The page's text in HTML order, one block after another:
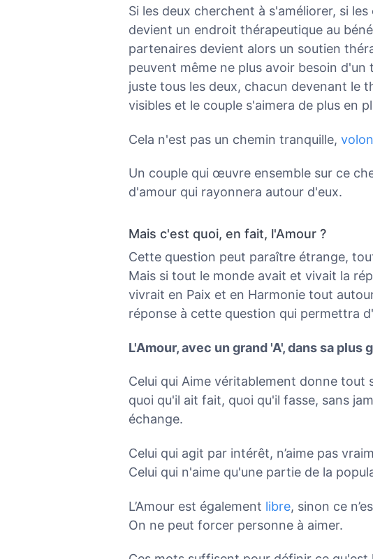
Si les deux cherchent à s'améliorer, si
devient un endroit thérapeutique au
partenaires devient alors un soutien
peuvent même ne plus avoir besoin
juste tous les deux, chacun devenant le
visibles et le couple s'aimera de plus en
Cela n'est pas un chemin tranquille,
Un couple qui œuvre ensemble sur ce
d'amour qui rayonnera autour d'eux.
Mais c'est quoi, en fait, l'Amour ?
Cette question peut paraître étrange,
Mais si tout le monde avait et vivait la
vivrait en Paix et en Harmonie tout
réponse à cette question qui permettra
L'Amour, avec un grand 'A', dans sa
Celui qui Aime véritablement donne
quoi qu'il ait fait, quoi qu'il fasse, sans
échange.
Celui qui agit par intérêt, n’aime pas
Celui qui n'aime qu'une partie de la
L’Amour est également libre, sinon ce
On ne peut forcer personne à aimer.